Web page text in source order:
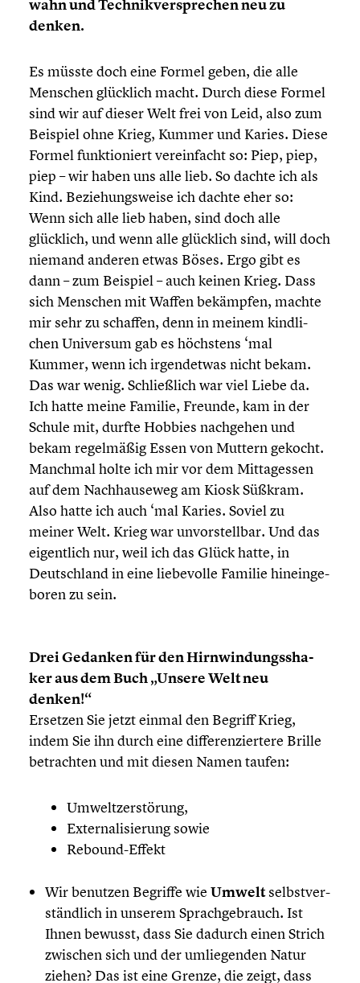
wahn und Technik­ver­spre­chen neu zu
denken.
Es müsste doch eine Formel geben, die alle
Menschen glücklich macht. Durch diese Formel
sind wir auf dieser Welt frei von Leid, also zum
Beispiel ohne Krieg, Kummer und Karies. Diese
Formel funktio­niert verein­facht so: Piep, piep,
piep – wir haben uns alle lieb. So dachte ich als
Kind. Bezie­hungs­weise ich dachte eher so:
Wenn sich alle lieb haben, sind doch alle
glücklich, und wenn alle glücklich sind, will doch
niemand anderen etwas Böses. Ergo gibt es
dann – zum Beispiel – auch keinen Krieg. Dass
sich Menschen mit Waffen bekämpfen, machte
mir sehr zu schaffen, denn in meinem kindli­
chen Universum gab es höchstens ‘mal
Kummer, wenn ich irgend­et­was nicht bekam.
Das war wenig. Schließ­lich war viel Liebe da.
Ich hatte meine Familie, Freunde, kam in der
Schule mit, durfte Hobbies nachgehen und
bekam regel­mä­ßig Essen von Muttern gekocht.
Manchmal holte ich mir vor dem Mittag­essen
auf dem Nachhau­se­weg am Kiosk Süßkram.
Also hatte ich auch ‘mal Karies. Soviel zu
meiner Welt. Krieg war unvor­stell­bar. Und das
eigent­lich nur, weil ich das Glück hatte, in
Deutsch­land in eine liebe­volle Familie hinein­ge­
bo­ren zu sein.
Drei Gedanken für den Hirnwin­dungs­sha­
ker aus dem Buch „Unsere Welt neu
denken!“
Ersetzen Sie jetzt einmal den Begriff Krieg,
indem Sie ihn durch eine diffe­ren­zier­tere Brille
betrach­ten und mit diesen Namen taufen:
Umwelt­zer­stö­rung,
Exter­na­li­sie­rung sowie
Rebound-Effekt
Wir benutzen Begriffe wie Umweltselbst­ver­
ständ­lich in unserem Sprach­ge­brauch. Ist
Ihnen bewusst, dass Sie dadurch einen Strich
zwischen sich und der umlie­gen­den Natur
ziehen? Das ist eine Grenze, die zeigt, dass